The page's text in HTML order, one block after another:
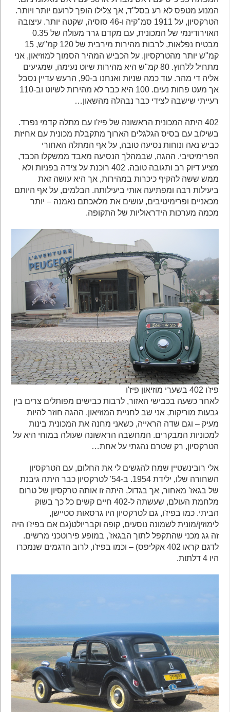
המנוע מטפס לא רע בסל"ד, אך צלילו הופך לרועם יותר ויותר.
הטרקסיון, על 1911 סמ"קיה ו-46 סוסיה, שקטה יותר. עיצובה
האוירודינמי של המכונית, עם מקדם גרר מעולה של 0.35
מבטיח נפלאות, לרבות מהירות מירבית של 120 קמ"ש, 15
קמ"ש יותר מהטרקסיון. על הכביש המהיר הסמוך למוזיאון, אני
מתחיל ללחוץ. 80 קמ"ש היא מהירות שיוט נעימה, שמגיעים
אליה די מהר. עוד כמה שניות ואנחנו ב-90, הרעש עדיין נסבל
אך מעט פחות נעים. 100 היא כבר לא מהירות לשיוט וב-110
רעייתי שישבה לצידי כבר נבהלה מהשאון…
402 היתה המכונית הראשונה של פיז'ו עם מתלה קדמי נפרד.
בשילוב עם בסיס הגלגלים הארוך מתקבלת מכונית עם אחיזת
כביש נאה ונוחות נסיעה טובה, על אף המתלה האחורי
הפרימיטיבי. ההגה, שבמהלך הנסיעה מאבד ממשקלו הכבד,
מציע דיוק רב ותגובה טובה. 402 רוכנת על צידה בפניות ולא
ממש ששה להקיף כיכרות במהירות, אך היא עושה זאת
ביעילות רבה ומפתיעה אותי ביעילותה. הבלמים, על אף היותם
מכאניים ופרימיטיבים, עושים את מלאכתם נאמנה – יותר
מכמה מערכות הידראוליות של התקופה.
פיז'ו 402 בשערי מוזיאון פיז'ו
לאחר כשעה בכבישי האזור, לרבות כבישים מפותלים צרים בין
גבעות מוריקות, אני שב לחניית המוזיאון. ההגה חוזר להיות
מעיק – וגם שדה הראייה, כשאני מחנה את המכונית בינות
למכוניות המבקרים. המחשבה הראשונה שעולה במוחי היא על
הטרקסיון, רק שטרם נהגתי על אחת…
אלי רובינשטיין שמח להגשים לי את החלום, עם הטרקסיון
השחורה שלו, ילידת 1954. ב-54' לטרקסיון כבר היתה גיבנת
של בגאז' מאחור, אך בגדול, היתה זו אותה טרקסיון של טרום
מלחמת העולם, שעשתה ל-402 חיים קשים כל כך בשוק
הביתי. כמו בפיז'ו, גם לטרקסיון היו גרסאות סטיישן,
לימוזין/מונית לשמונה נוסעים, קופה וקבריולט(גם אם בפיז'ו היה
זה גג מכני שהתקפל לתוך הבגאז', במופע פירוטכני מרשים.
לדגם קראו 402 אקליפס) – וכמו בפיז'ו, לרוב הדגמים שנמכרו
היו 4 דלתות.